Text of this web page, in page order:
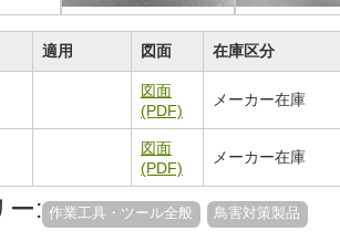
適用 図面 在庫区分
図面
(PDF)
メーカー在庫
図面
(PDF)
メーカー在庫
ー: 作業工具・ツール全般 鳥害対策製品